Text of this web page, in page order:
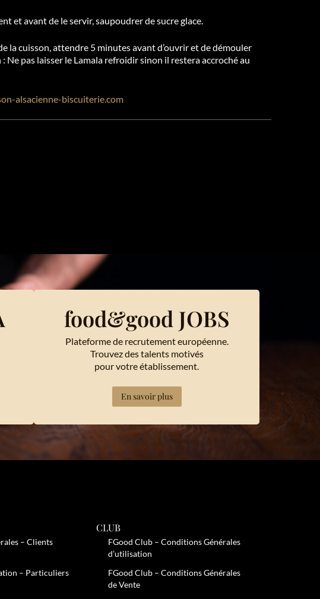
et avant de le servir, saupoudrer de sucre glace.
la cuisson, attendre 5 minutes avant d’ouvrir et de démouler
Ne pas laisser le Lamala refroidir sinon il restera accroché au
alsacienne-biscuiterie.com
food&good JOBS
Plateforme de recrutement européenne.
Trouvez des talents motivés
pour votre établissement.
En savoir plus
– Clients
– Particuliers
CLUB
FGood Club – Conditions Générales
d’utilisation
FGood Club – Conditions Générales
de Vente